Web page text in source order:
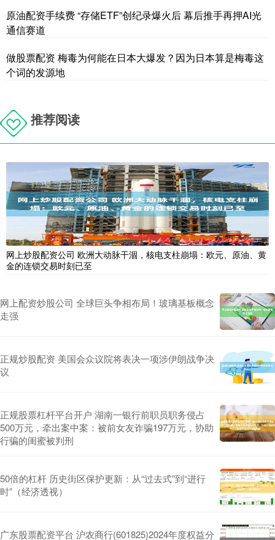
原油配资手续费 “存储ETF”创纪录爆火后 幕后推手再押AI光
通信赛道
做股票配资 梅毒为何能在日本大爆发？因为日本算是梅毒这
个词的发源地
推荐阅读
网上炒股配资公司 欧洲大动脉干涸，核电支柱崩塌：欧元、原油、黄
金的连锁交易时刻已至
网上配资炒股公司 全球巨头争相布局！玻璃基板概念
走强
正规炒股配资 美国会众议院将表决一项涉伊朗战争决
议
正规股票杠杆平台开户 湖南一银行前职员职务侵占
500万元，牵出案中案：被前女友诈骗197万元，协助
行骗的闺蜜被判刑
50倍的杠杆 历史街区保护更新：从“过去式”到“进行
时”（经济透视）
广东股票配资平台 沪农商行(601825)2024年度权益分